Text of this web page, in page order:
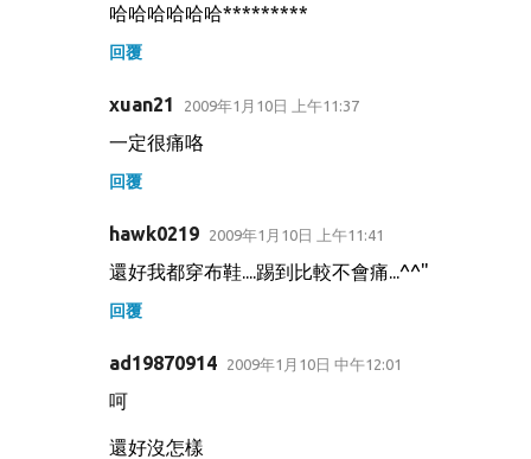
哈哈哈哈哈哈*********
回覆
xuan21 2009年1月10日 上午11:37
一定很痛咯
回覆
hawk0219 2009年1月10日 上午11:41
還好我都穿布鞋....踢到比較不會痛...^^"
回覆
ad19870914 2009年1月10日 中午12:01
呵
還好沒怎樣